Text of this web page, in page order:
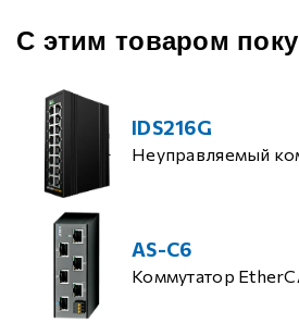
С этим товаром
IDS216G
Неуправляемый
AS-C6
Коммутатор